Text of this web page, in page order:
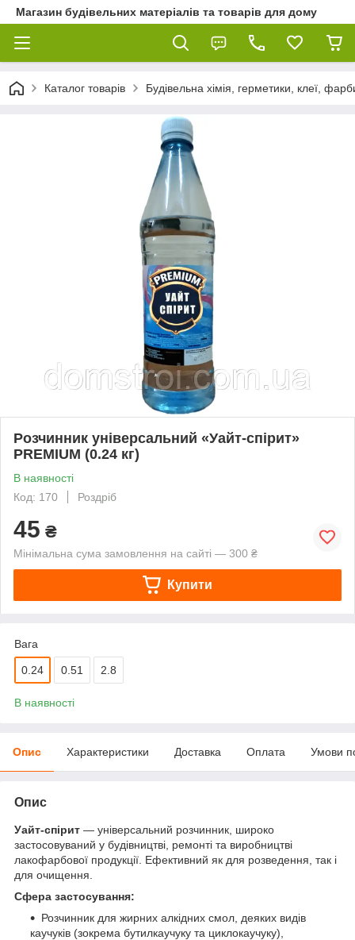
Магазин будівельних матеріалів та товарів для дому
Каталог товарів Будівельна хімія, герметики, клеї,
Розчинник універсальний «Уайт-спірит»
PREMIUM (0.24 кг)
В наявності
Код: 170
Роздріб
45 ₴
Мінімальна сума замовлення на сайті — 300 ₴
Купити
Вага
0.24 0.51 2.8
В наявності
Опис Характеристики Доставка Оплата Умови
Опис
Уайт-спірит — універсальний розчинник, широко
застосовуваний у будівництві, ремонті та виробництві
лакофарбової продукції. Ефективний як для розведення, так і
для очищення.
Сфера застосування:
Розчинник для жирних алкідних смол, деяких видів
каучуків (зокрема бутилкаучуку та циклокаучуку),